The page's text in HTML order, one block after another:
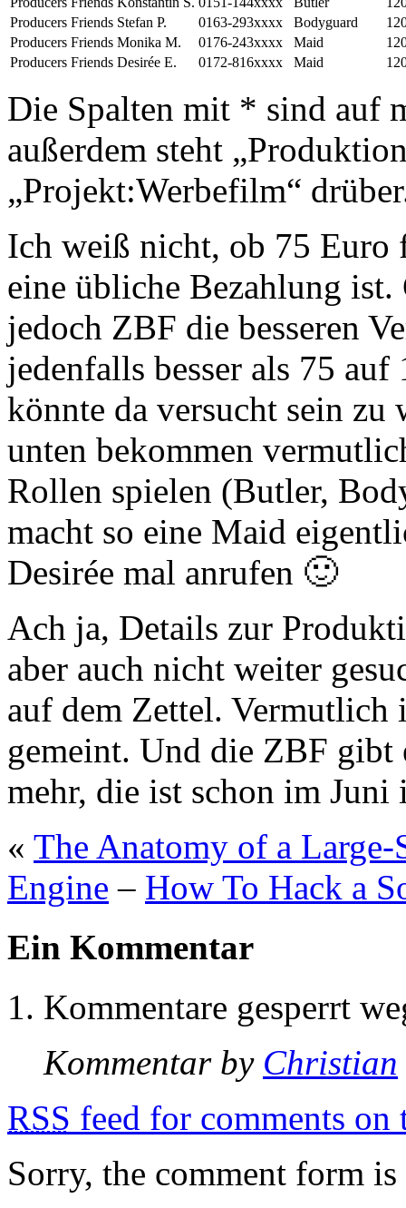
Producers Friends Stefan P. 0163-293xxxx Bodyguard
Producers Friends Monika M. 0176-243xxxx Maid
Producers Friends Desirée E. 0172-816xxxx Maid
Die Spalten mit * sind auf
außerdem steht
„Projekt:Werbefilm“
Ich weiß nicht, ob 75 Euro
eine übliche Bezahlung
jedoch ZBF die besseren
jedenfalls besser als 75
könnte da versucht sein zu
unten bekommen
Rollen spielen (Butler,
macht so eine Maid
Desirée mal anrufen 🙂
Ach ja, Details zur
aber auch nicht weiter
auf dem Zettel.
gemeint. Und die ZBF gibt
mehr, die ist schon im Juni
« The Anatomy of a Large-
Engine – How To Hack a
Ein Kommentar
Kommentare gesperrt
Kommentar by Christian
RSS feed for comments on
Sorry, the comment form